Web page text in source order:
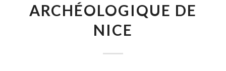
ARCHÉOLOGIQUE DE
NICE